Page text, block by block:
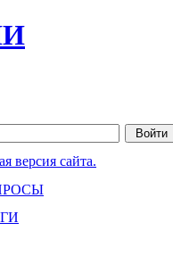
версия сайта.